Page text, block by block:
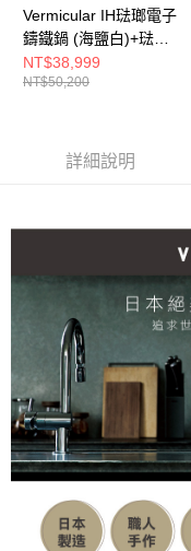
Vermicular IH琺瑯電子
鑄鐵鍋 (海鹽白)+琺瑯
鑄鐵鍋23CM(白)
NT$38,999
NT$50,200
詳細說明